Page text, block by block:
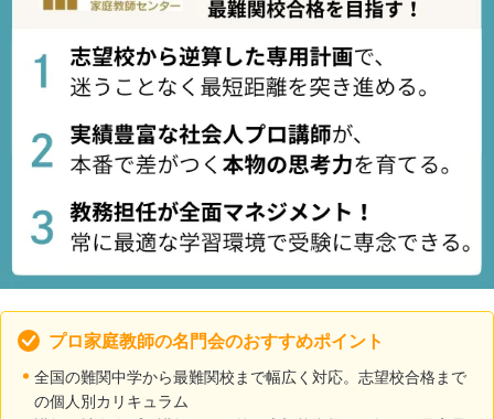
プロ家庭教師の名門会のおすすめポイント
全国の難関中学から最難関校まで幅広く対応。志望校合格まで
の個人別カリキュラム